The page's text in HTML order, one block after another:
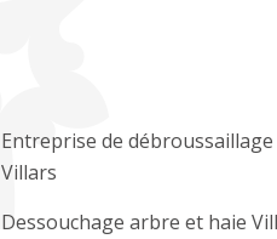
Entreprise de débroussaillage
Villars
Dessouchage arbre et haie